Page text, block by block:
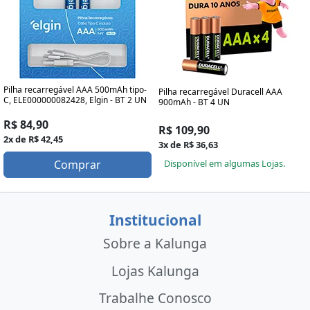
Pilha recarregável AAA 500mAh tipo-
C, ELE000000082428, Elgin - BT 2 UN
R$ 84,90
2x de R$ 42,45
Comprar
Pilha recarregável Duracell AAA
900mAh - BT 4 UN
R$ 109,90
3x de R$ 36,63
Disponível em algumas Lojas.
Institucional
Sobre a Kalunga
Lojas Kalunga
Trabalhe Conosco